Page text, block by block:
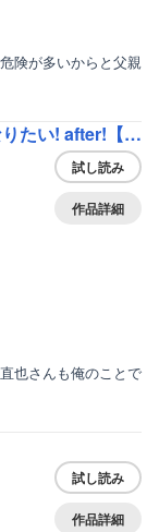
険が多いからと父親
ウケ専ボーイは神テク男子とセフレになりたい! after!【電子限定描き下ろし付き】
試し読み
作品詳細
也さんも俺のことで
試し読み
作品詳細